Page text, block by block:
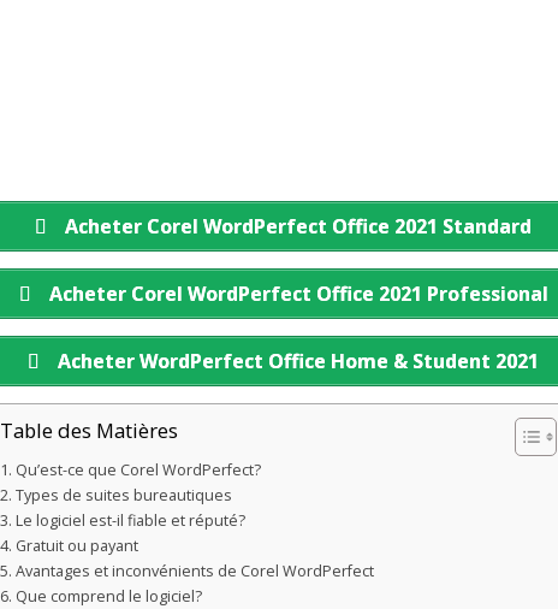
Acheter Corel WordPerfect Office 2021 Standard
Acheter Corel WordPerfect Office 2021 Professional
Acheter WordPerfect Office Home & Student 2021
Table des Matières
Qu’est-ce que Corel WordPerfect?
Types de suites bureautiques
Le logiciel est-il fiable et réputé?
Gratuit ou payant
Avantages et inconvénients de Corel WordPerfect
Que comprend le logiciel?